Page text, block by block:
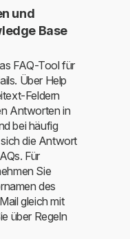
und
Base
FAQ-Tool für
Über Help
Feldern
Antworten in
bei häufig
die Antwort
Für
Sie
des
gleich mit
über Regeln